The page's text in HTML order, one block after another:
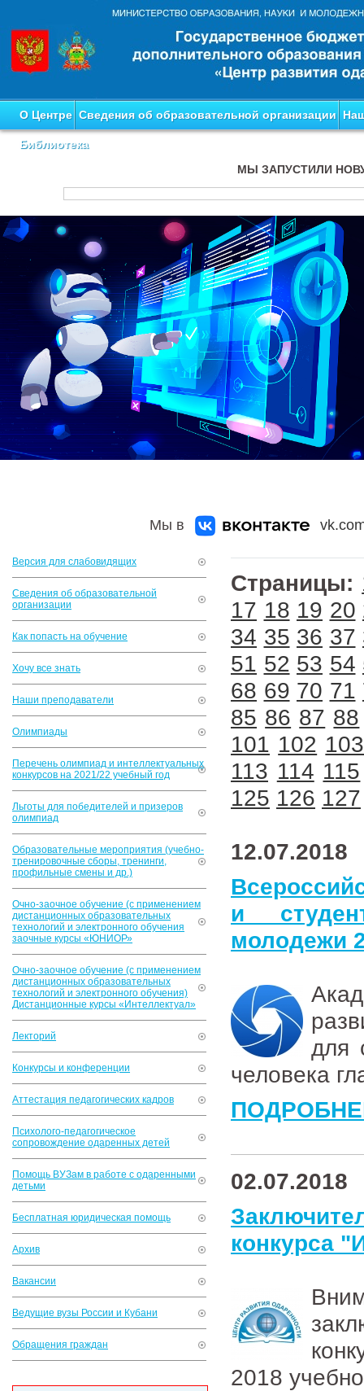
О Центре Сведения об образовательной организации
Библиотека
МЫ ЗАПУСТИЛИ
Мы в
Версия для слабовидящих
Сведения об образовательной
организации
Как попасть на обучение
Хочу все знать
Наши преподаватели
Олимпиады
Перечень олимпиад и интеллектуальных
конкурсов на 2021/22 учебный год
Льготы для победителей и призеров
олимпиад
Образовательные мероприятия (учебно-
тренировочные сборы, тренинги,
профильные смены и др.)
Очно-заочное обучение (с применением
дистанционных образовательных
технологий и электронного обучения
заочные курсы «ЮНИОР»
Очно-заочное обучение (с применением
дистанционных образовательных
технологий и электронного обучения)
Дистанционные курсы «Интеллектуал»
Лекторий
Конкурсы и конференции
Аттестация педагогических кадров
Психолого-педагогическое
сопровождение одаренных детей
Помощь ВУЗам в работе с одаренными
детьми
Бесплатная юридическая помощь
Архив
Вакансии
Ведущие вузы России и Кубани
Обращения граждан
Страницы:
17 18 19 20
34 35 36 37
51 52 53 54
68 69 70 71
85 86 87 88
101 102 103
113 114 115
125 126 127
12.07.2018
и
молодежи
для
человека
02.07.2018
конкурса
2018